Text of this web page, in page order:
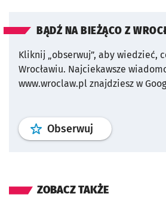
BĄDŹ NA BIEŻĄCO Z
Kliknij „obserwuj”, aby wiedzieć,
Wrocławiu. Najciekawsze
www.wroclaw.pl znajdziesz w
Obserwuj profil
ZOBACZ TAKŻE